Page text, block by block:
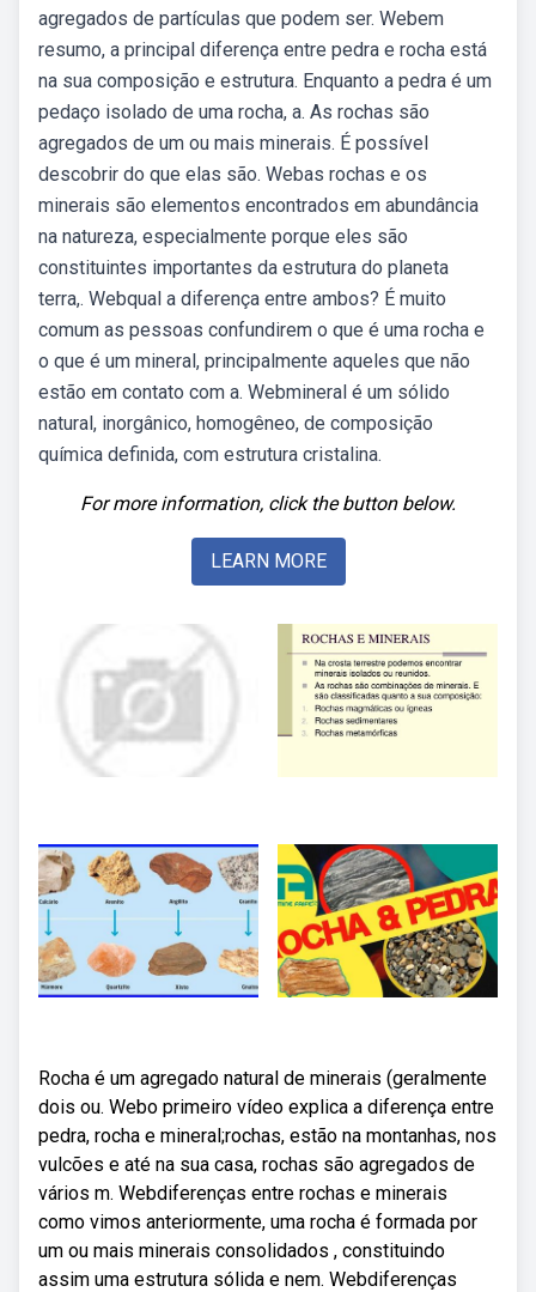
agregados de partículas que podem ser. Webem
resumo, a principal diferença entre pedra e rocha está
na sua composição e estrutura. Enquanto a pedra é um
pedaço isolado de uma rocha, a. As rochas são
agregados de um ou mais minerais. É possível
descobrir do que elas são. Webas rochas e os
minerais são elementos encontrados em abundância
na natureza, especialmente porque eles são
constituintes importantes da estrutura do planeta
terra,. Webqual a diferença entre ambos? É muito
comum as pessoas confundirem o que é uma rocha e
o que é um mineral, principalmente aqueles que não
estão em contato com a. Webmineral é um sólido
natural, inorgânico, homogêneo, de composição
química definida, com estrutura cristalina.
For more information, click the button below.
LEARN MORE
Rocha é um agregado natural de minerais (geralmente
dois ou. Webo primeiro vídeo explica a diferença entre
pedra, rocha e mineral;rochas, estão na montanhas, nos
vulcões e até na sua casa, rochas são agregados de
vários m. Webdiferenças entre rochas e minerais
como vimos anteriormente, uma rocha é formada por
um ou mais minerais consolidados , constituindo
assim uma estrutura sólida e nem. Webdiferenças